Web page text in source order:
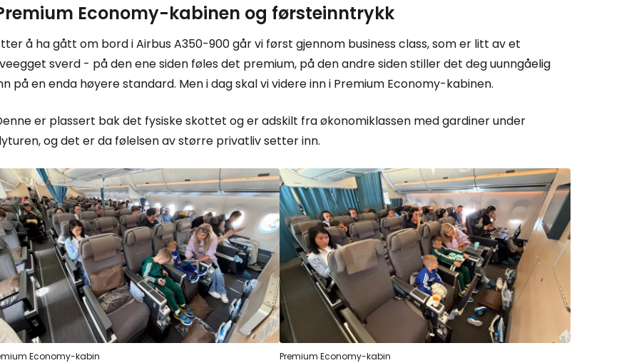
Economy-kabinen og førsteinntrykk
å ha gått om bord i Airbus A350-900 går vi først gjennom business class, som er litt av et
sverd - på den ene siden føles det premium, på den andre siden stiller det deg uunngåelig
på en enda høyere standard. Men i dag skal vi videre inn i Premium Economy-kabinen.
er plassert bak det fysiske skottet og er adskilt fra økonomiklassen med gardiner under
og det er da følelsen av større privatliv setter inn.
Economy-kabin Premium Economy-kabin